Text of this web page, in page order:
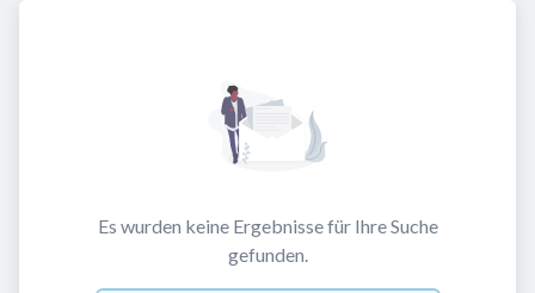
Es wurden keine Ergebnisse für Ihre Suche
gefunden.